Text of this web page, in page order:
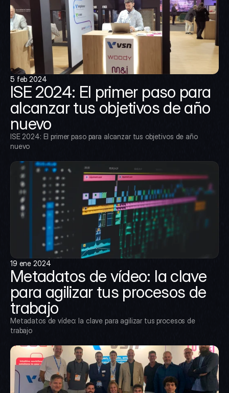
5 feb 2024
ISE 2024: El primer paso para
alcanzar tus objetivos de año
nuevo
ISE 2024: El primer paso para alcanzar tus objetivos de año
nuevo
19 ene 2024
Metadatos de vídeo: la clave
para agilizar tus procesos de
trabajo
Metadatos de vídeo: la clave para agilizar tus procesos de
trabajo